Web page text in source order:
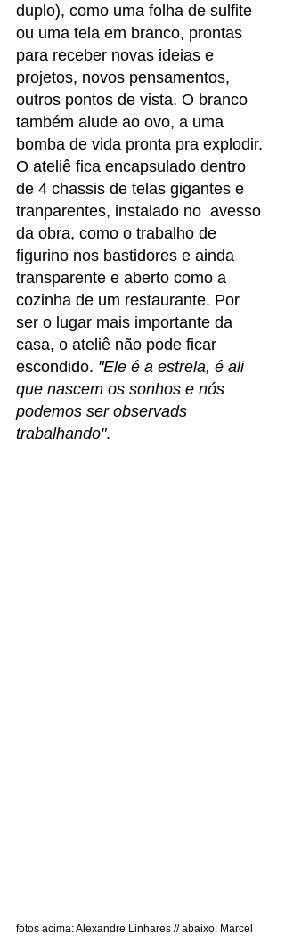
duplo), como uma folha de sulfite
ou uma tela em branco, prontas
para receber novas ideias e
projetos, novos pensamentos,
outros pontos de vista. O branco
também alude ao ovo, a uma
bomba de vida pronta pra explodir.
O ateliê fica encapsulado dentro
de 4 chassis de telas gigantes e
tranparentes, instalado no  avesso
da obra, como o trabalho de
figurino nos bastidores e ainda
transparente e aberto como a
cozinha de um restaurante. Por
ser o lugar mais importante da
casa, o ateliê não pode ficar
escondido. "Ele é a estrela, é ali
que nascem os sonhos e nós
podemos ser observads
trabalhando".
fotos acima: Alexandre Linhares // abaixo: Marcel